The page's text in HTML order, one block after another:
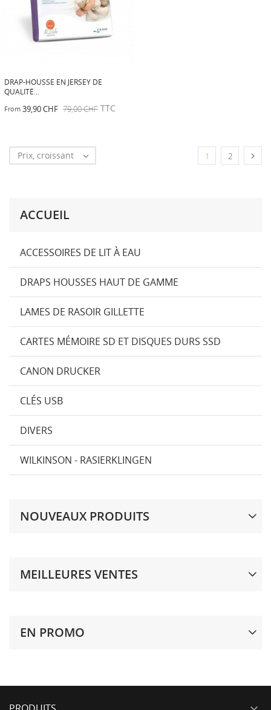
ACCUEIL
ACCESSOIRES DE LIT À EAU
DRAPS HOUSSES HAUT DE GAMME
LAMES DE RASOIR GILLETTE
CARTES MÉMOIRE SD ET DISQUES DURS SSD
CANON DRUCKER
CLÉS USB
DIVERS
WILKINSON - RASIERKLINGEN
NOUVEAUX PRODUITS
MEILLEURES VENTES
EN PROMO
DRAP-HOUSSE EN JERSEY DE
QUALITÉ...
From 39,90 CHF 79,00 CHF TTC
Prix, croissant  1 2 